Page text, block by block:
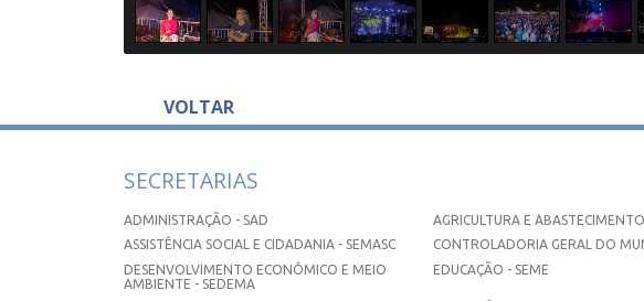
VOLTAR
SECRETARIAS
ADMINISTRAÇÃO - SAD
AGRICULTURA E
ASSISTÊNCIA SOCIAL E CIDADANIA - SEMASC
CONTROLADORIA GERAL DO
DESENVOLVIMENTO ECONÔMICO E MEIO
AMBIENTE - SEDEMA
EDUCAÇÃO - SEME